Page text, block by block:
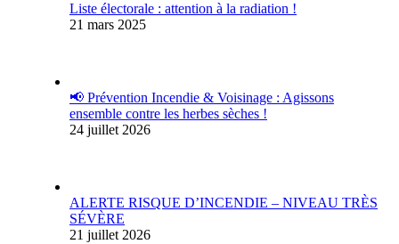
Liste électorale : attention à la radiation !
21 mars 2025
📢 Prévention Incendie & Voisinage : Agissons
ensemble contre les herbes sèches !
24 juillet 2026
ALERTE RISQUE D’INCENDIE – NIVEAU TRÈS
SÉVÈRE
21 juillet 2026